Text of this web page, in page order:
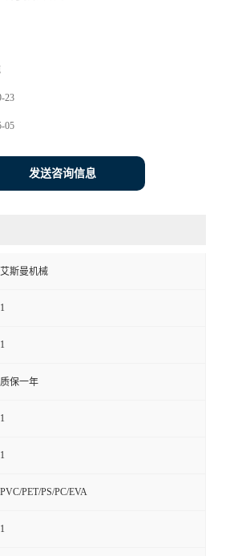
23
05
发送咨询信息
艾斯曼机械
1
1
质保一年
1
1
PVC/PET/PS/PC/EVA
1